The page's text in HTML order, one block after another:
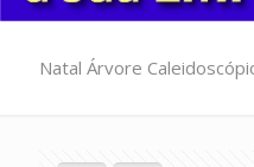
Natal Árvore